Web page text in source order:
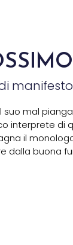
mal
interprete di
il
dalla buona